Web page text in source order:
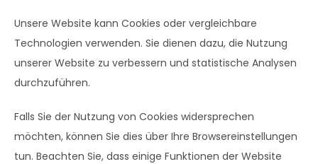
Unsere Website kann Cookies oder vergleichbare
Technologien verwenden. Sie dienen dazu, die Nutzung
unserer Website zu verbessern und statistische Analysen
durchzuführen.
Falls Sie der Nutzung von Cookies widersprechen
möchten, können Sie dies über Ihre Browsereinstellungen
tun. Beachten Sie, dass einige Funktionen der Website